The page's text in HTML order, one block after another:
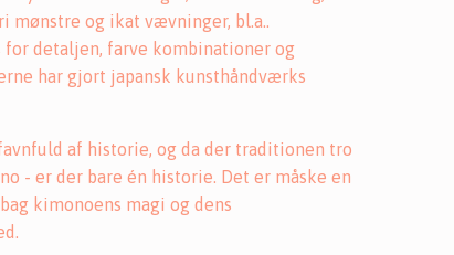
mønstre og ikat vævninger, bl.a..
for detaljen, farve kombinationer og
har gjort japansk kunsthåndværks
af historie, og da der traditionen tro
- er der bare én historie. Det er måske en
kimonoens magi og dens